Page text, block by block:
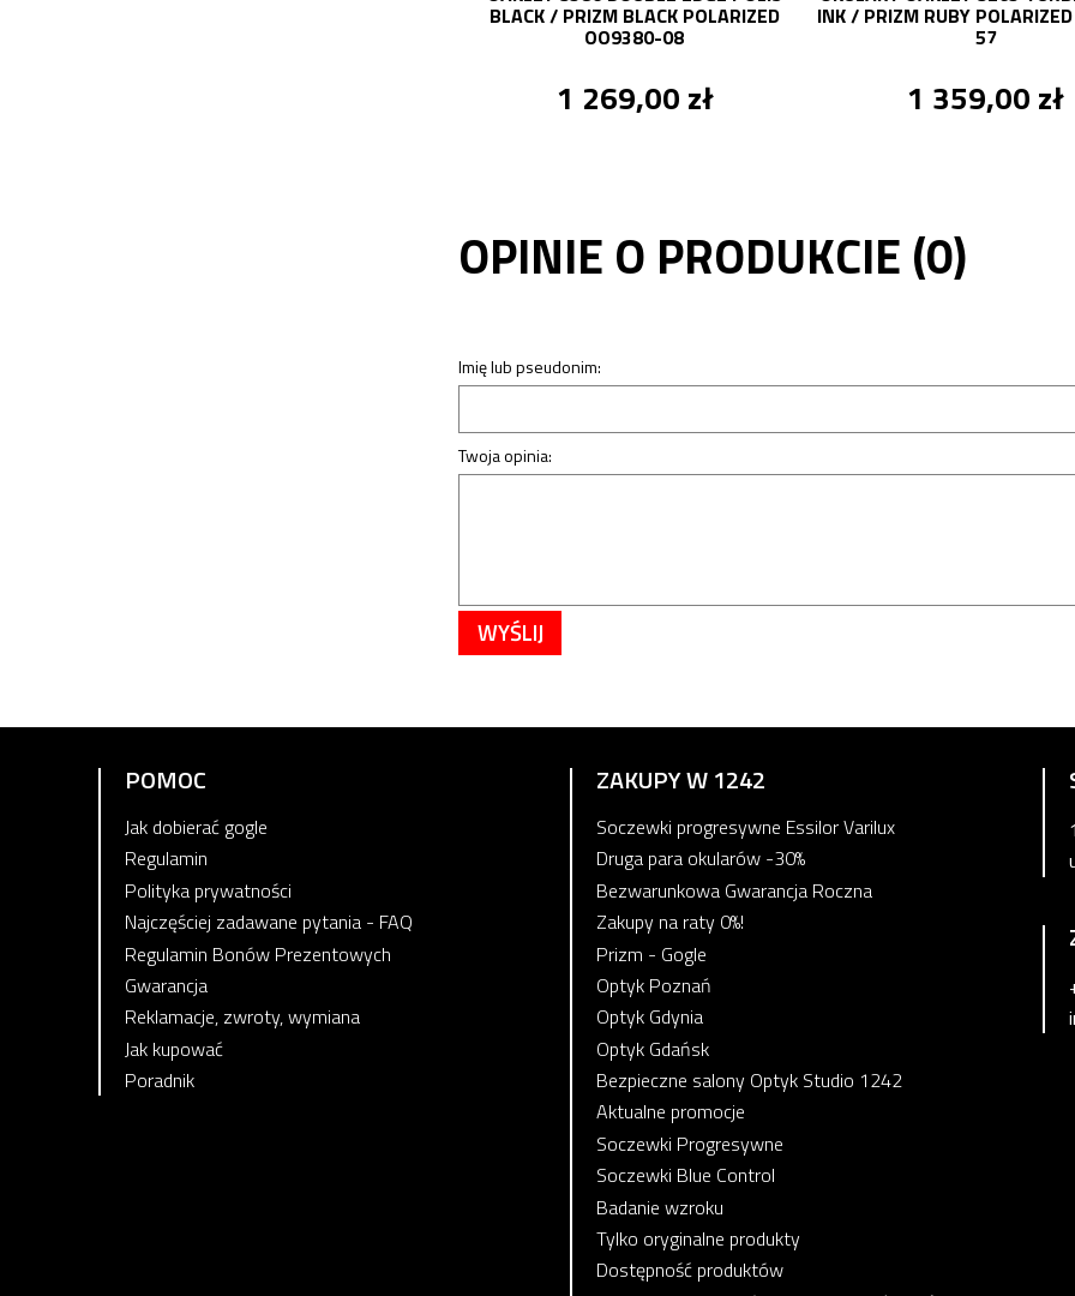
BLACK / PRIZM BLACK POLARIZED
OO9380-08
1 269,00 zł
INK / PRIZM RUBY
57
1 359,00 zł
OPINIE O PRODUKCIE (0)
Imię lub pseudonim:
Twoja opinia:
WYŚLIJ
POMOC
Jak dobierać gogle
Regulamin
Polityka prywatności
Najczęściej zadawane pytania - FAQ
Regulamin Bonów Prezentowych
Gwarancja
Reklamacje, zwroty, wymiana
Jak kupować
Poradnik
ZAKUPY W 1242
Soczewki progresywne Essilor Varilux
Druga para okularów -30%
Bezwarunkowa Gwarancja Roczna
Zakupy na raty 0%!
Prizm - Gogle
Optyk Poznań
Optyk Gdynia
Optyk Gdańsk
Bezpieczne salony Optyk Studio 1242
Aktualne promocje
Soczewki Progresywne
Soczewki Blue Control
Badanie wzroku
Tylko oryginalne produkty
Dostępność produktów